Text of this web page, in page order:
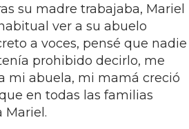
su madre trabajaba, Mariel
ver a su abuelo
a voces, pensé que nadie
prohibido decirlo, me
mi abuela, mi mamá creció
en todas las familias
Mariel.